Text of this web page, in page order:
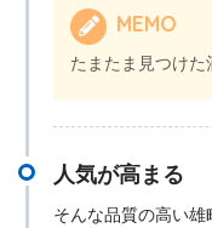
MEMO
たまたま見つけた
人気が高まる
そんな品質の高い